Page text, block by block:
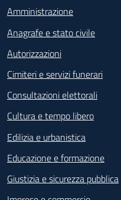
Amministrazione
Anagrafe e stato civile
Autorizzazioni
Cimiteri e servizi funerari
Consultazioni elettorali
Cultura e tempo libero
Edilizia e urbanistica
Educazione e formazione
Giustizia e sicurezza pubblica